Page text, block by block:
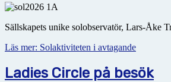
Sällskapets unike solobservatör, Lars-Åke
Läs mer: Solaktiviteten i avtagande
Ladies Circle på besök